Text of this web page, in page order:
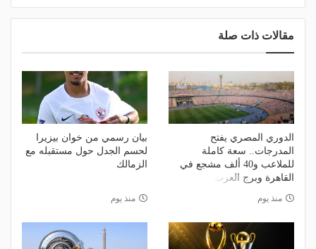
مقالات ذات صلة
الدوري المصري يفتح
المدرجات.. سعة كاملة
للملاعب و40 ألف مشجع في
القاهرة وبرج العرب
منذ يوم
بيان رسمي من خوان بيزيرا
لحسم الجدل حول مستقبله مع
الزمالك
منذ يوم